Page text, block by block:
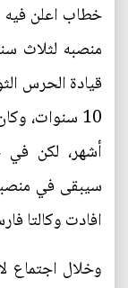
خطاب اعلن فيه
قيادة الحرس
10 سنوات،
أشهر، لكن في
افادت وكالتا
وخلال اجتماع